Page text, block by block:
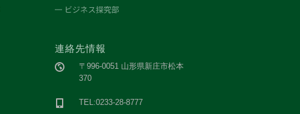
ビジネス探究部
連絡先情報
〒996-0051 山形県新庄市松本
370
TEL:0233-28-8777